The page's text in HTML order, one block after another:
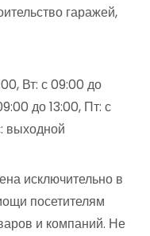
гаражей,
Вт: с 09:00 до
до 13:00, Пт: с
выходной
исключительно в
посетителям
и компаний. Не